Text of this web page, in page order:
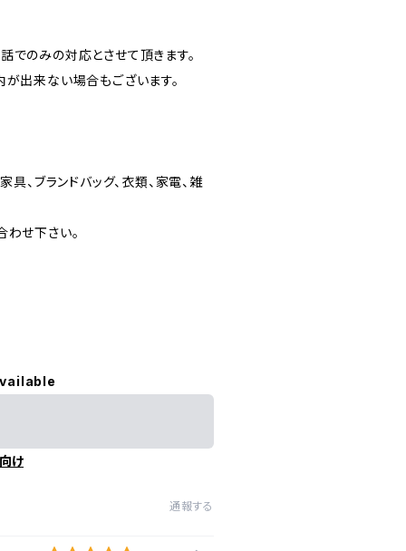
のみの対応とさせて頂きます。
出来ない場合もございます。
、ブランドバッグ、衣類、家電、雑
せ下さい。
け
通報する